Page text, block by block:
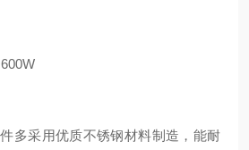
多采用优质不锈钢材料制造，能耐